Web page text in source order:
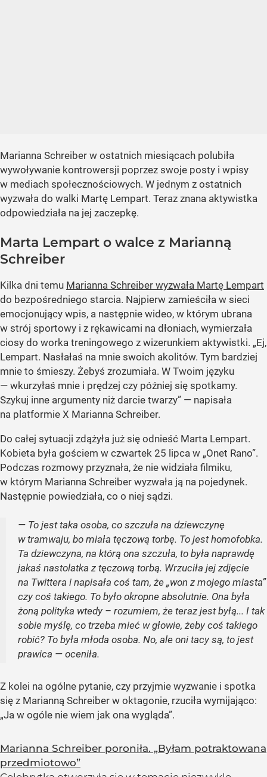
Marianna Schreiber w ostatnich miesiącach polubiła
wywoływanie kontrowersji poprzez swoje posty i wpisy
w mediach społecznościowych. W jednym z ostatnich
wyzwała do walki Martę Lempart. Teraz znana aktywistka
odpowiedziała na jej zaczepkę.
Marta Lempart o walce z Marianną
Schreiber
Kilka dni temu Marianna Schreiber wyzwała Martę Lempart
do bezpośredniego starcia. Najpierw zamieściła w sieci
emocjonujący wpis, a następnie wideo, w którym ubrana
w strój sportowy i z rękawicami na dłoniach, wymierzała
ciosy do worka treningowego z wizerunkiem aktywistki. „Ej,
Lempart. Nasłałaś na mnie swoich akolitów. Tym bardziej
mnie to śmieszy. Żebyś zrozumiała. W Twoim języku
— wkurzyłaś mnie i prędzej czy później się spotkamy.
Szykuj inne argumenty niż darcie twarzy” — napisała
na platformie X Marianna Schreiber.
Do całej sytuacji zdążyła już się odnieść Marta Lempart.
Kobieta była gościem w czwartek 25 lipca w „Onet Rano”.
Podczas rozmowy przyznała, że nie widziała filmiku,
w którym Marianna Schreiber wyzwała ją na pojedynek.
Następnie powiedziała, co o niej sądzi.
— To jest taka osoba, co szczuła na dziewczynę
w tramwaju, bo miała tęczową torbę. To jest homofobka.
Ta dziewczyna, na którą ona szczuła, to była naprawdę
jakaś nastolatka z tęczową torbą. Wrzuciła jej zdjęcie
na Twittera i napisała coś tam, że „won z mojego miasta”
czy coś takiego. To było okropne absolutnie. Ona była
żoną polityka wtedy – rozumiem, że teraz jest byłą... I tak
sobie myślę, co trzeba mieć w głowie, żeby coś takiego
robić? To była młoda osoba. No, ale oni tacy są, to jest
prawica — oceniła.
Z kolei na ogólne pytanie, czy przyjmie wyzwanie i spotka
się z Marianną Schreiber w oktagonie, rzuciła wymijająco:
„Ja w ogóle nie wiem jak ona wygląda”.
Marianna Schreiber poroniła. „Byłam potraktowana
przedmiotowo”